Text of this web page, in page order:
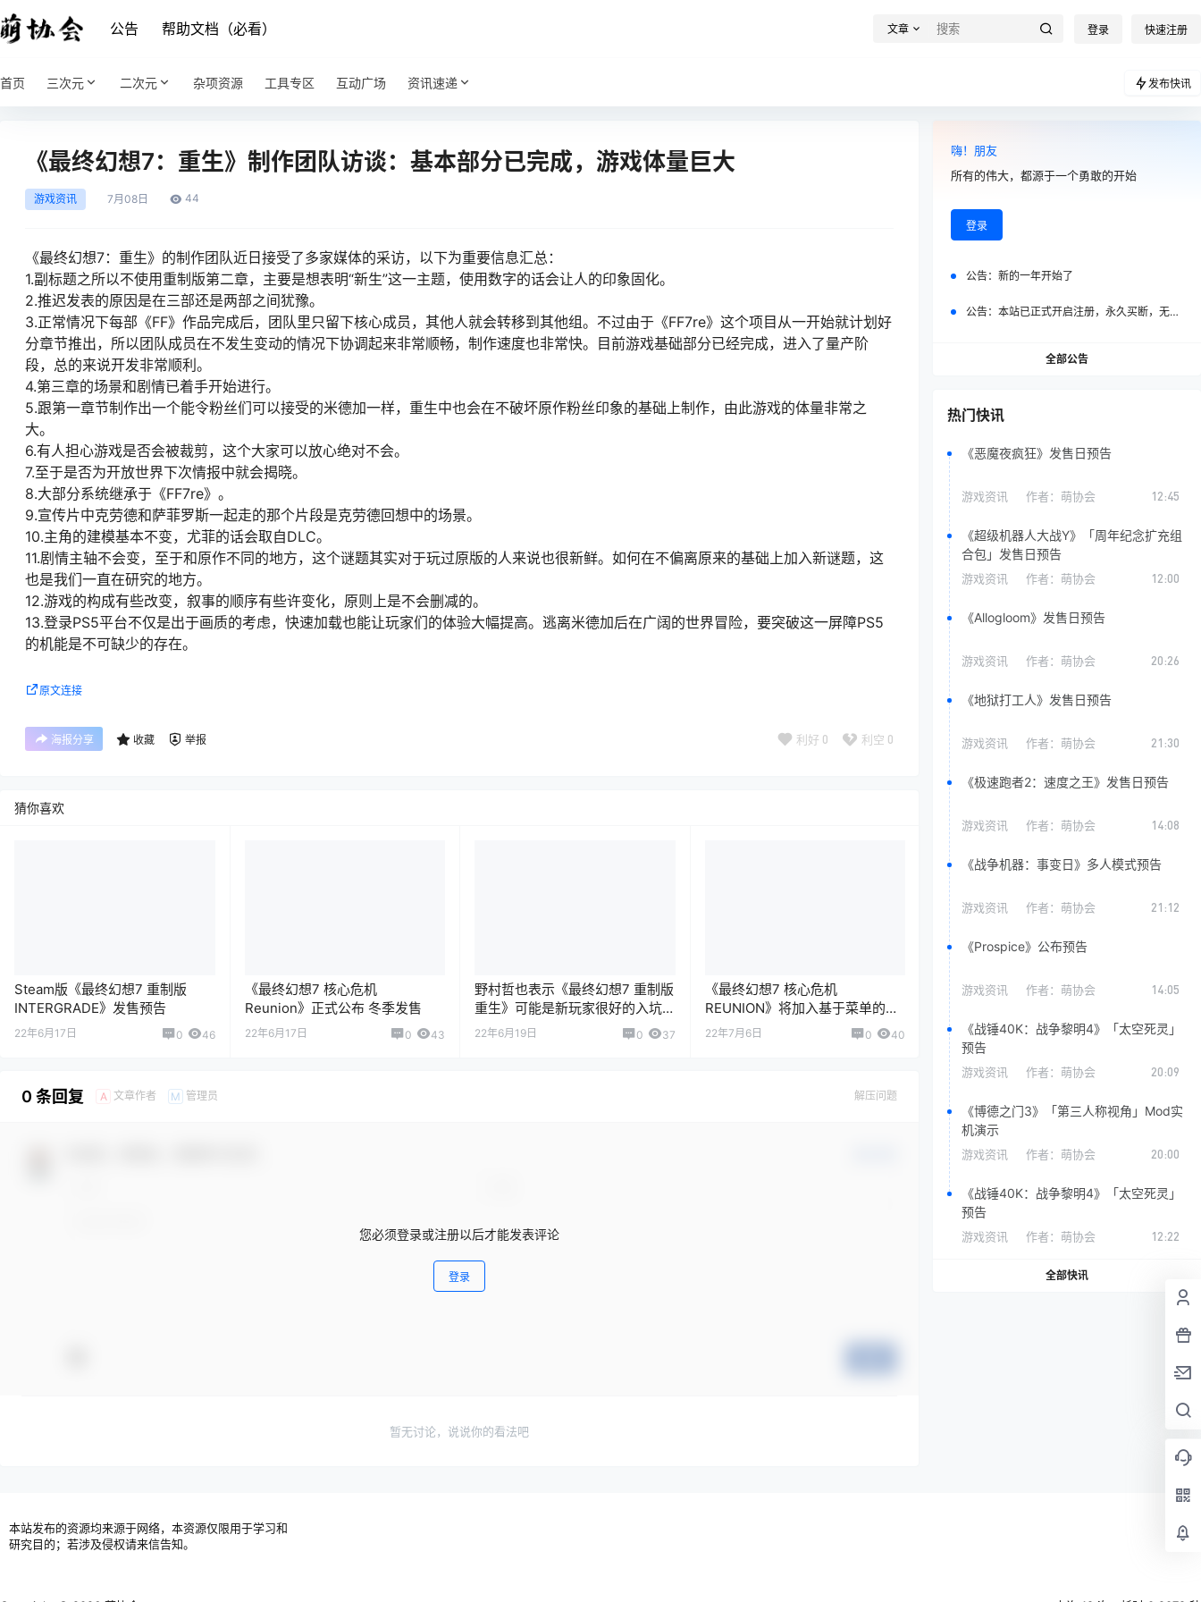
公告 帮助文档（必看） 文章 登录 快速注册
首页 三次元 二次元 杂项资源 工具专区 互动广场 资讯速递 发布快讯
《最终幻想7：重生》制作团队访谈：基本部分已完成，游戏体量巨大
游戏资讯 7月 08日 44
《最终幻想7：重生》的制作团队近日接受了多家媒体的采访，以下为重要信息汇总：
1.副标题之所以不使用重制版第二章，主要是想表明“新生”这一主题，使用数字的话会让人的印象固化。
2.推迟发表的原因是在三部还是两部之间犹豫。
3.正常情况下每部《FF》作品完成后，团队里只留下核心成员，其他人就会转移到其他组。不过由于《FF7re》这个项目从一开始就计划好
分章节推出，所以团队成员在不发生变动的情况下协调起来非常顺畅，制作速度也非常快。目前游戏基础部分已经完成，进入了量产阶
段，总的来说开发非常顺利。
4.第三章的场景和剧情已着手开始进行。
5.跟第一章节制作出一个能令粉丝们可以接受的米德加一样，重生中也会在不破坏原作粉丝印象的基础上制作，由此游戏的体量非常之
大。
6.有人担心游戏是否会被裁剪，这个大家可以放心绝对不会。
7.至于是否为开放世界下次情报中就会揭晓。
8.大部分系统继承于《FF7re》。
9.宣传片中克劳德和萨菲罗斯一起走的那个片段是克劳德回想中的场景。
10.主角的建模基本不变，尤菲的话会取自DLC。
11.剧情主轴不会变，至于和原作不同的地方，这个谜题其实对于玩过原版的人来说也很新鲜。如何在不偏离原来的基础上加入新谜题，这
也是我们一直在研究的地方。
12.游戏的构成有些改变，叙事的顺序有些许变化，原则上是不会删减的。
13.登录PS5平台不仅是出于画质的考虑，快速加载也能让玩家们的体验大幅提高。逃离米德加后在广阔的世界冒险，要突破这一屏障PS5
的机能是不可缺少的存在。
原文连接
海报分享 收藏 举报 利好 0 利空 0
猜你喜欢
Steam版《最终幻想7 重制版
INTERGRADE》发售预告
22年6月17日 0 46
《最终幻想7 核心危机
Reunion》正式公布 冬季发售
22年6月17日 0 43
野村哲也表示《最终幻想7 重制版
重生》可能是新玩家很好的入坑
作
22年6月19日 0 37
《最终幻想7 核心危机
REUNION》将加入基于菜单的战
斗系统
22年7月6日 0 40
0 条回复 A 文章作者 M 管理员 解压问题
您必须登录或注册以后才能发表评论
登录
暂无讨论，说说你的看法吧
嗨！朋友
所有的伟大，都源于一个勇敢的开始
登录
公告： 新的一年开始了
公告： 本站已正式开启注册，永久买断，无任何二次付费
全部公告
热门快讯
《恶魔夜疯狂》发售日预告
游戏资讯 作者： 萌协会 12:45
《超级机器人大战Y》「周年纪念扩充组
合包」发售日预告
游戏资讯 作者： 萌协会 12:00
《Allogloom》发售日预告
游戏资讯 作者： 萌协会 20:26
《地狱打工人》发售日预告
游戏资讯 作者： 萌协会 21:30
《极速跑者2：速度之王》发售日预告
游戏资讯 作者： 萌协会 14:08
《战争机器：事变日》多人模式预告
游戏资讯 作者： 萌协会 21:12
《Prospice》公布预告
游戏资讯 作者： 萌协会 14:05
《战锤40K：战争黎明4》「太空死灵」
预告
游戏资讯 作者： 萌协会 20:09
《博德之门3》「第三人称视角」Mod实
机演示
游戏资讯 作者： 萌协会 20:00
《战锤40K：战争黎明4》「太空死灵」
预告
游戏资讯 作者： 萌协会 12:22
全部快讯
本站发布的资源均来源于网络，本资源仅限用于学习和
研究目的；若涉及侵权请来信告知。